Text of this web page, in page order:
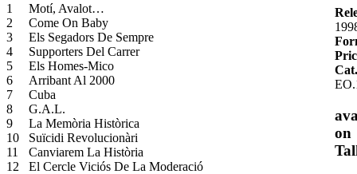
1
Motí, Avalot…
2
Come On Baby
3
Els Segadors De Sempre
4
Supporters Del Carrer
5
Els Homes-Mico
6
Arribant Al 2000
7
Cuba
8
G.A.L.
9
La Memòria Històrica
10
Suïcidi Revolucionàri
11
Canviarem La Història
12
El Cercle Viciós De La Moderació
on